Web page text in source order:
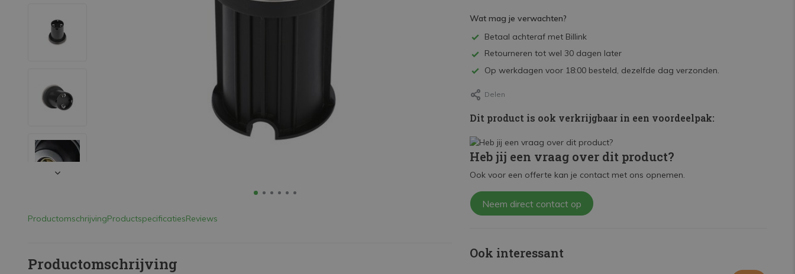
Mega Sale
ProductomschrijvingProductspecificatiesReviews
Productomschrijving
Wat mag je verwachten?
Betaal achteraf met Billink
Retourneren tot wel 30 dagen later
Op werkdagen voor 18:00 besteld, dezelfde dag verzonden.
Delen
Dit product is ook verkrijgbaar in een voordeelpak:
Heb jij een vraag over dit product?
Ook voor een offerte kan je contact met ons opnemen.
Neem direct contact op
Ook interessant